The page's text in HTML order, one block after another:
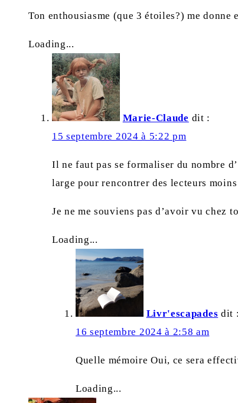
Ton enthousiasme (que 3 étoiles?) me
Loading...
Marie-Claude dit :
15 septembre 2024 à 5:22 pm
Il ne faut pas se formaliser du nombre
large pour rencontrer des lecteurs
Je ne me souviens pas d’avoir vu chez
Loading...
Livr'escapades dit :
16 septembre 2024 à 2:58 am
Quelle mémoire Oui, ce sera
Loading...